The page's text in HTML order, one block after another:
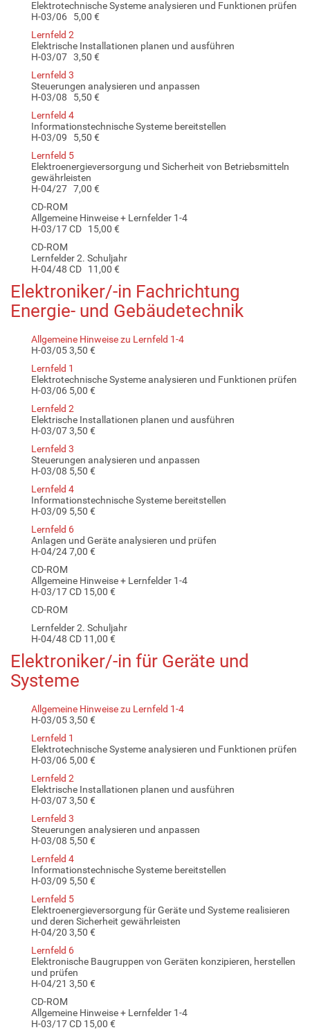
Elektrotechnische Systeme analysieren und Funktionen prüfen
H-03/06 5,00 €
Lernfeld 2
Elektrische Installationen planen und ausführen
H-03/07 3,50 €
Lernfeld 3
Steuerungen analysieren und anpassen
H-03/08 5,50 €
Lernfeld 4
Informationstechnische Systeme bereitstellen
H-03/09 5,50 €
Lernfeld 5
Elektroenergieversorgung und Sicherheit von Betriebsmitteln
gewährleisten
H-04/27 7,00 €
CD-ROM
Allgemeine Hinweise + Lernfelder 1-4
H-03/17 CD 15,00 €
CD-ROM
Lernfelder 2. Schuljahr
H-04/48 CD 11,00 €
Elektroniker/-in Fachrichtung
Energie- und Gebäudetechnik
Allgemeine Hinweise zu Lernfeld 1-4
H-03/05 3,50 €
Lernfeld 1
Elektrotechnische Systeme analysieren und Funktionen prüfen
H-03/06 5,00 €
Lernfeld 2
Elektrische Installationen planen und ausführen
H-03/07 3,50 €
Lernfeld 3
Steuerungen analysieren und anpassen
H-03/08 5,50 €
Lernfeld 4
Informationstechnische Systeme bereitstellen
H-03/09 5,50 €
Lernfeld 6
Anlagen und Geräte analysieren und prüfen
H-04/24 7,00 €
CD-ROM
Allgemeine Hinweise + Lernfelder 1-4
H-03/17 CD 15,00 €
CD-ROM
Lernfelder 2. Schuljahr
H-04/48 CD 11,00 €
Elektroniker/-in für Geräte und
Systeme
Allgemeine Hinweise zu Lernfeld 1-4
H-03/05 3,50 €
Lernfeld 1
Elektrotechnische Systeme analysieren und Funktionen prüfen
H-03/06 5,00 €
Lernfeld 2
Elektrische Installationen planen und ausführen
H-03/07 3,50 €
Lernfeld 3
Steuerungen analysieren und anpassen
H-03/08 5,50 €
Lernfeld 4
Informationstechnische Systeme bereitstellen
H-03/09 5,50 €
Lernfeld 5
Elektroenergieversorgung für Geräte und Systeme realisieren
und deren Sicherheit gewährleisten
H-04/20 3,50 €
Lernfeld 6
Elektronische Baugruppen von Geräten konzipieren, herstellen
und prüfen
H-04/21 3,50 €
CD-ROM
Allgemeine Hinweise + Lernfelder 1-4
H-03/17 CD 15,00 €